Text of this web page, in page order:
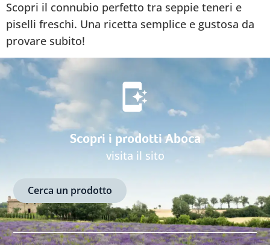
Scopri il connubio perfetto tra seppie teneri e
piselli freschi. Una ricetta semplice e gustosa da
provare subito!
Scopri i prodotti Aboca
visita il sito
Cerca un prodotto